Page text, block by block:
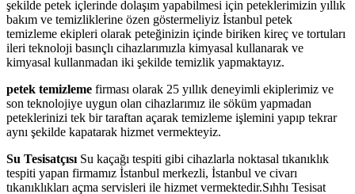
şekilde petek içlerinde dolaşım yapabilmesi için peteklerimizin yıllık
bakım ve temizliklerine özen göstermeliyiz İstanbul petek
temizleme ekipleri olarak peteğinizin içinde biriken kireç ve tortuları
ileri teknoloji basınçlı cihazlarımızla kimyasal kullanarak ve
kimyasal kullanmadan iki şekilde temizlik yapmaktayız.
petek temizleme firması olarak 25 yıllık deneyimli ekiplerimiz ve
son teknolojiye uygun olan cihazlarımız ile söküm yapmadan
peteklerinizi tek bir taraftan açarak temizleme işlemini yapıp tekrar
aynı şekilde kapatarak hizmet vermekteyiz.
Su Tesisatçısı Su kaçağı tespiti gibi cihazlarla noktasal tıkanıklık
tespiti yapan firmamız İstanbul merkezli, İstanbul ve civarı
tıkanıklıkları açma servisleri ile hizmet vermektedir.Sıhhı Tesisat